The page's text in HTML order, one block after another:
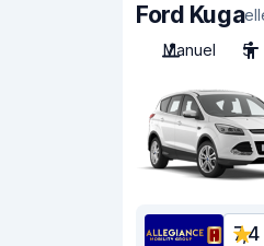
Ford Kuga
Manuel
5
7,4